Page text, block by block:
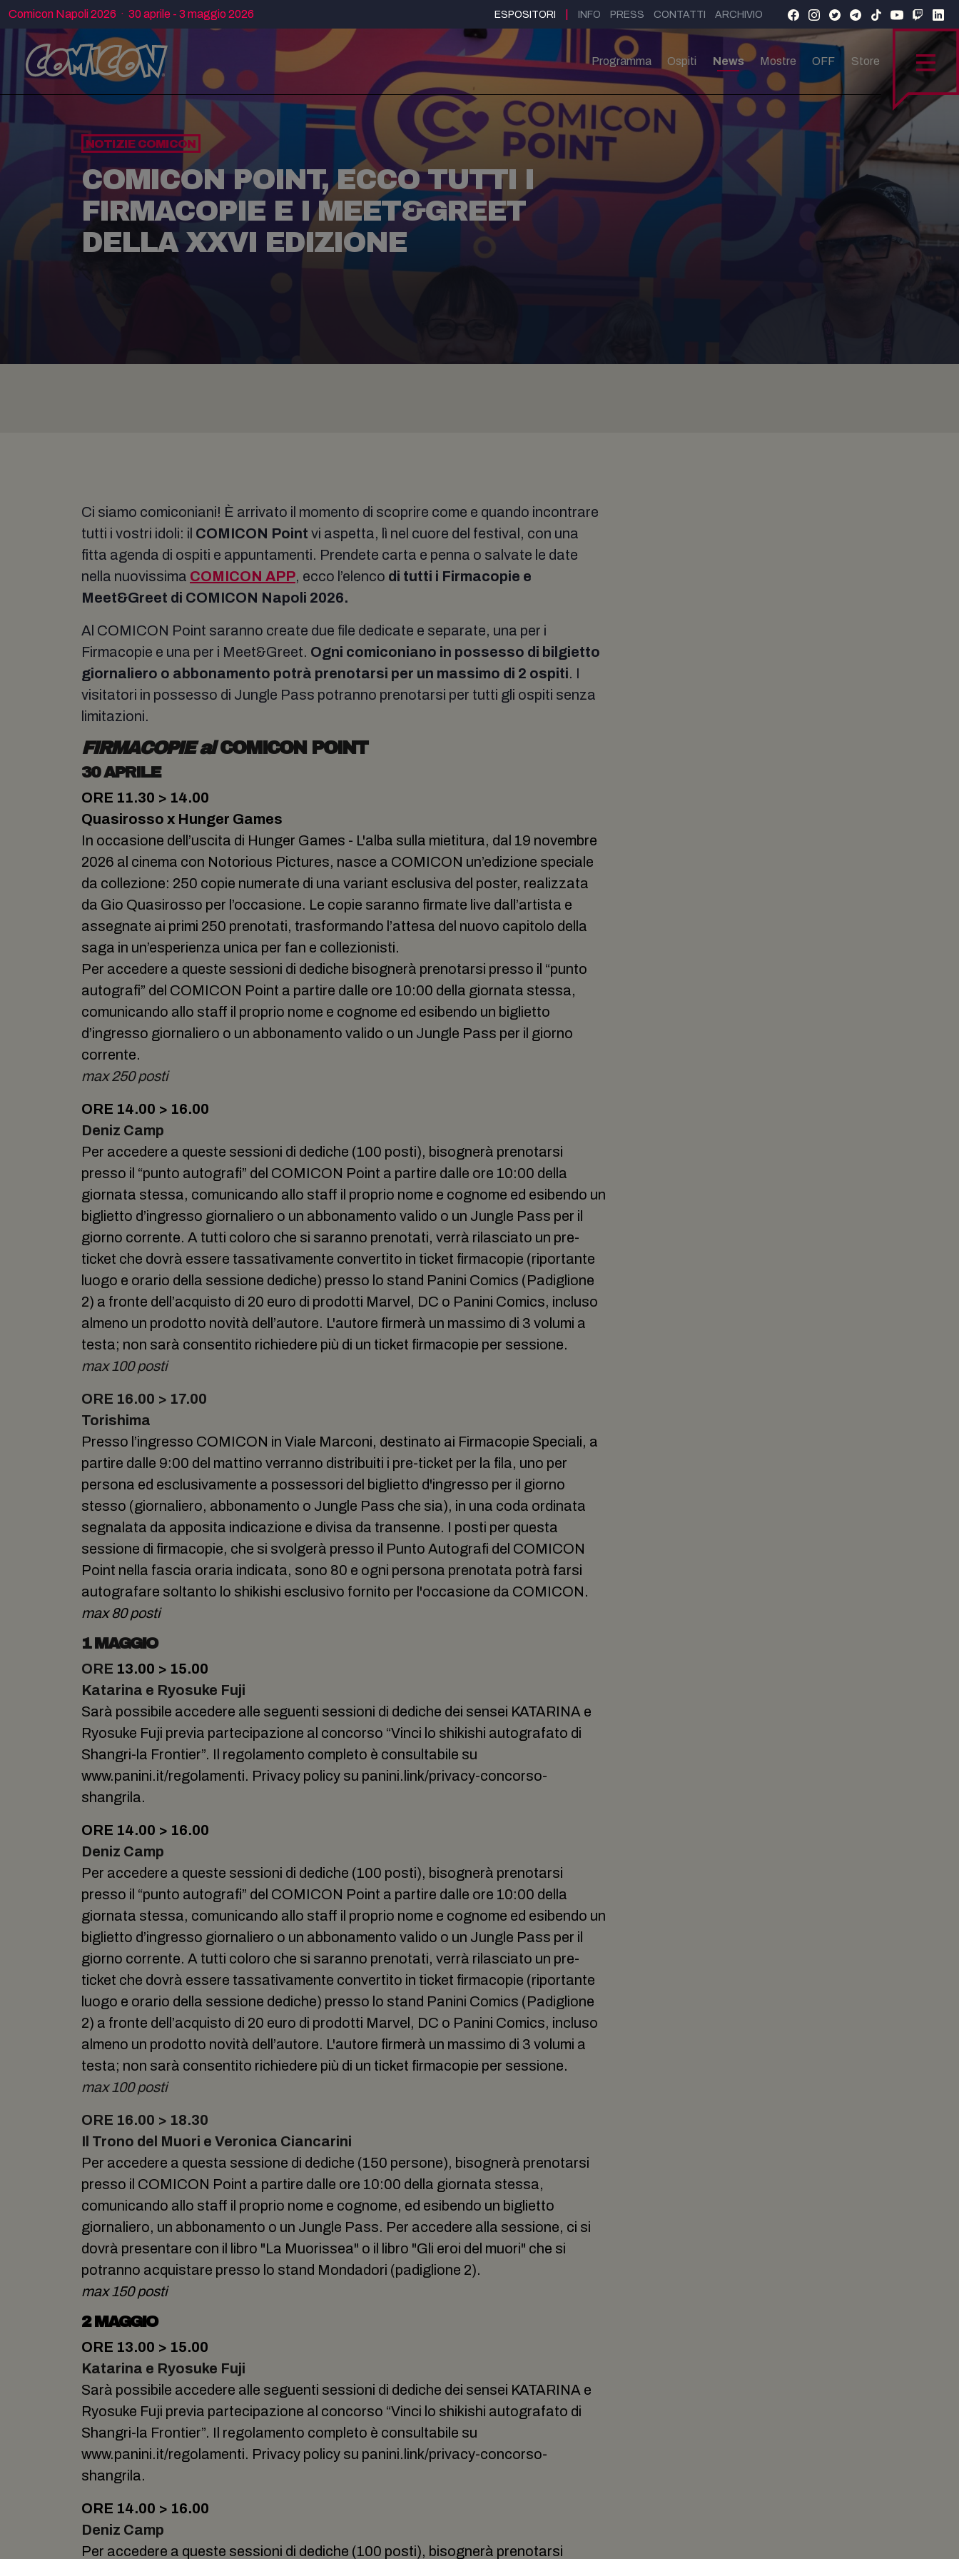
Comicon Napoli 2026 · 30 aprile - 3 maggio 2026 ESPOSITORI INFO PRESS CONTATTI ARCHIVIO
Programma Ospiti News Mostre OFF Store
NOTIZIE COMICON
COMICON POINT, ECCO TUTTI I
FIRMACOPIE E I MEET&GREET
DELLA XXVI EDIZIONE
Ci siamo comiconiani! È arrivato il momento di scoprire come e quando incontrare
tutti i vostri idoli: il COMICON Point vi aspetta, lì nel cuore del festival, con una
fitta agenda di ospiti e appuntamenti. Prendete carta e penna o salvate le date
nella nuovissima COMICON APP, ecco l’elenco di tutti i Firmacopie e
Meet&Greet di COMICON Napoli 2026.
Al COMICON Point saranno create due file dedicate e separate, una per i
Firmacopie e una per i Meet&Greet. Ogni comiconiano in possesso di bilgietto
giornaliero o abbonamento potrà prenotarsi per un massimo di 2 ospiti. I
visitatori in possesso di Jungle Pass potranno prenotarsi per tutti gli ospiti senza
limitazioni.
FIRMACOPIE alCOMICON POINT
30 APRILE
ORE 11.30 > 14.00
Quasirosso x Hunger Games
In occasione dell’uscita di Hunger Games - L'alba sulla mietitura, dal 19 novembre
2026 al cinema con Notorious Pictures, nasce a COMICON un’edizione speciale
da collezione: 250 copie numerate di una variant esclusiva del poster, realizzata
da Gio Quasirosso per l’occasione. Le copie saranno firmate live dall’artista e
assegnate ai primi 250 prenotati, trasformando l’attesa del nuovo capitolo della
saga in un’esperienza unica per fan e collezionisti.
Per accedere a queste sessioni di dediche bisognerà prenotarsi presso il “punto
autografi” del COMICON Point a partire dalle ore 10:00 della giornata stessa,
comunicando allo staff il proprio nome e cognome ed esibendo un biglietto
d’ingresso giornaliero o un abbonamento valido o un Jungle Pass per il giorno
corrente.
max 250 posti
ORE 14.00 > 16.00
Deniz Camp
Per accedere a queste sessioni di dediche (100 posti), bisognerà prenotarsi
presso il “punto autografi” del COMICON Point a partire dalle ore 10:00 della
giornata stessa, comunicando allo staff il proprio nome e cognome ed esibendo un
biglietto d’ingresso giornaliero o un abbonamento valido o un Jungle Pass per il
giorno corrente. A tutti coloro che si saranno prenotati, verrà rilasciato un pre-
ticket che dovrà essere tassativamente convertito in ticket firmacopie (riportante
luogo e orario della sessione dediche) presso lo stand Panini Comics (Padiglione
2) a fronte dell’acquisto di 20 euro di prodotti Marvel, DC o Panini Comics, incluso
almeno un prodotto novità dell’autore. L'autore firmerà un massimo di 3 volumi a
testa; non sarà consentito richiedere più di un ticket firmacopie per sessione.
max 100 posti
ORE 16.00 > 17.00
Torishima
Presso l’ingresso COMICON in Viale Marconi, destinato ai Firmacopie Speciali, a
partire dalle 9:00 del mattino verranno distribuiti i pre-ticket per la fila, uno per
persona ed esclusivamente a possessori del biglietto d'ingresso per il giorno
stesso (giornaliero, abbonamento o Jungle Pass che sia), in una coda ordinata
segnalata da apposita indicazione e divisa da transenne. I posti per questa
sessione di firmacopie, che si svolgerà presso il Punto Autografi del COMICON
Point nella fascia oraria indicata, sono 80 e ogni persona prenotata potrà farsi
autografare soltanto lo shikishi esclusivo fornito per l'occasione da COMICON.
max 80 posti
1 MAGGIO
ORE 13.00 > 15.00
Katarina e Ryosuke Fuji
Sarà possibile accedere alle seguenti sessioni di dediche dei sensei KATARINA e
Ryosuke Fuji previa partecipazione al concorso “Vinci lo shikishi autografato di
Shangri-la Frontier”. Il regolamento completo è consultabile su
www.panini.it/regolamenti. Privacy policy su panini.link/privacy-concorso-
shangrila.
ORE 14.00 > 16.00
Deniz Camp
Per accedere a queste sessioni di dediche (100 posti), bisognerà prenotarsi
presso il “punto autografi” del COMICON Point a partire dalle ore 10:00 della
giornata stessa, comunicando allo staff il proprio nome e cognome ed esibendo un
biglietto d’ingresso giornaliero o un abbonamento valido o un Jungle Pass per il
giorno corrente. A tutti coloro che si saranno prenotati, verrà rilasciato un pre-
ticket che dovrà essere tassativamente convertito in ticket firmacopie (riportante
luogo e orario della sessione dediche) presso lo stand Panini Comics (Padiglione
2) a fronte dell’acquisto di 20 euro di prodotti Marvel, DC o Panini Comics, incluso
almeno un prodotto novità dell’autore. L'autore firmerà un massimo di 3 volumi a
testa; non sarà consentito richiedere più di un ticket firmacopie per sessione.
max 100 posti
ORE 16.00 > 18.30
Il Trono del Muori e Veronica Ciancarini
Per accedere a questa sessione di dediche (150 persone), bisognerà prenotarsi
presso il COMICON Point a partire dalle ore 10:00 della giornata stessa,
comunicando allo staff il proprio nome e cognome, ed esibendo un biglietto
giornaliero, un abbonamento o un Jungle Pass. Per accedere alla sessione, ci si
dovrà presentare con il libro "La Muorissea" o il libro "Gli eroi del muori" che si
potranno acquistare presso lo stand Mondadori (padiglione 2).
max 150 posti
2 MAGGIO
ORE 13.00 > 15.00
Katarina e Ryosuke Fuji
Sarà possibile accedere alle seguenti sessioni di dediche dei sensei KATARINA e
Ryosuke Fuji previa partecipazione al concorso “Vinci lo shikishi autografato di
Shangri-la Frontier”. Il regolamento completo è consultabile su
www.panini.it/regolamenti. Privacy policy su panini.link/privacy-concorso-
shangrila.
ORE 14.00 > 16.00
Deniz Camp
Per accedere a queste sessioni di dediche (100 posti), bisognerà prenotarsi